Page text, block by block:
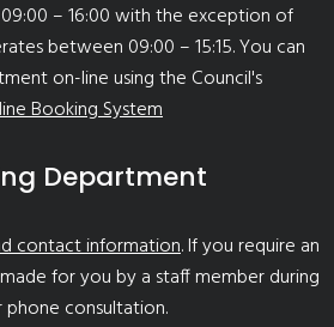
– 16:00 with the exception of
between 09:00 – 15:15. You can
on-line using the Council's
Booking System
Department
contact information. If you require an
for you by a staff member during
phone consultation.